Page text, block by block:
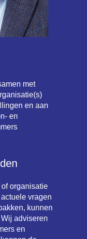
met
en aan
en
organisatie
vragen
kunnen
adviseren
en